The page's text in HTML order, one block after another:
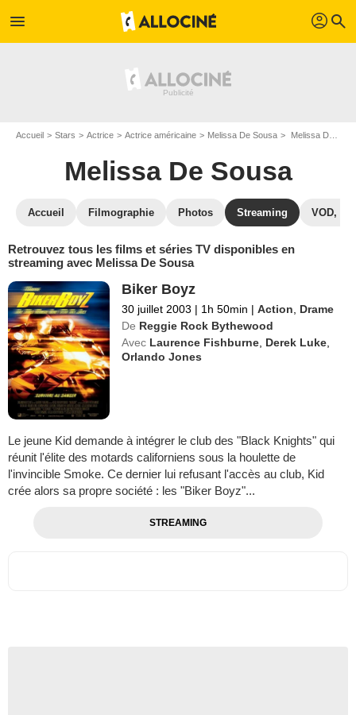
menu profil search
Accueil Stars Actrice Actrice américaine Melissa De Sousa Melissa De Sousa : Films et séries online
Melissa De Sousa
Accueil Filmographie Photos Streaming VOD,
Retrouvez tous les films et séries TV disponibles en
streaming avec Melissa De Sousa
Biker Boyz
30 juillet 2003 | 1h 50min | Action
Drame
De Reggie Rock Bythewood
Avec Laurence Fishburne Derek Luke
Orlando Jones
Le jeune Kid demande à intégrer le club des "Black Knights" qui
réunit l'élite des motards californiens sous la houlette de
l'invincible Smoke. Ce dernier lui refusant l'accès au club, Kid
crée alors sa propre société : les "Biker Boyz"...
STREAMING